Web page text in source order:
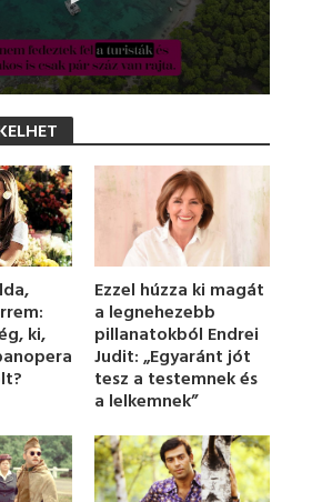
ki,
Ezzel húzza ki magát
a legnehezebb
pillanatokból Endrei
Judit: „Egyaránt jót
tesz a testemnek és
a lelkemnek”